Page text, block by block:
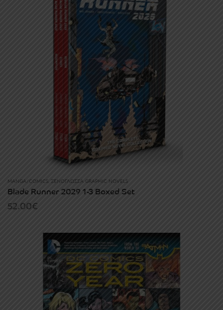
MANGA/COMICS ΞΕΝΌΓΛΩΣΣΑ GRAPHIC NOVELS
Blade Runner 2029 1-3 Boxed Set
52.00€